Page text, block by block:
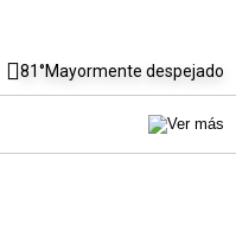
81°Mayormente despejado